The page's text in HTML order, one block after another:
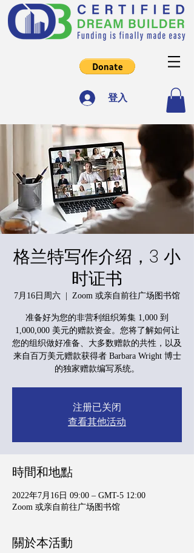
登入
格兰特写作介绍，3 小
时证书
7月16日周六
  |
Zoom 或亲自前往广场图书馆
准备好为您的非营利组织筹集 1,000 到
1,000,000 美元的赠款资金。您将了解如何让
您的组织做好准备、大多数赠款的共性，以及
来自百万美元赠款获得者 Barbara Wright 博士
的独家赠款编写系统。
注册已关闭
查看其他活动
時間和地點
2022年7月16日 09:00 – GMT-5 12:00
Zoom 或亲自前往广场图书馆
關於本活動